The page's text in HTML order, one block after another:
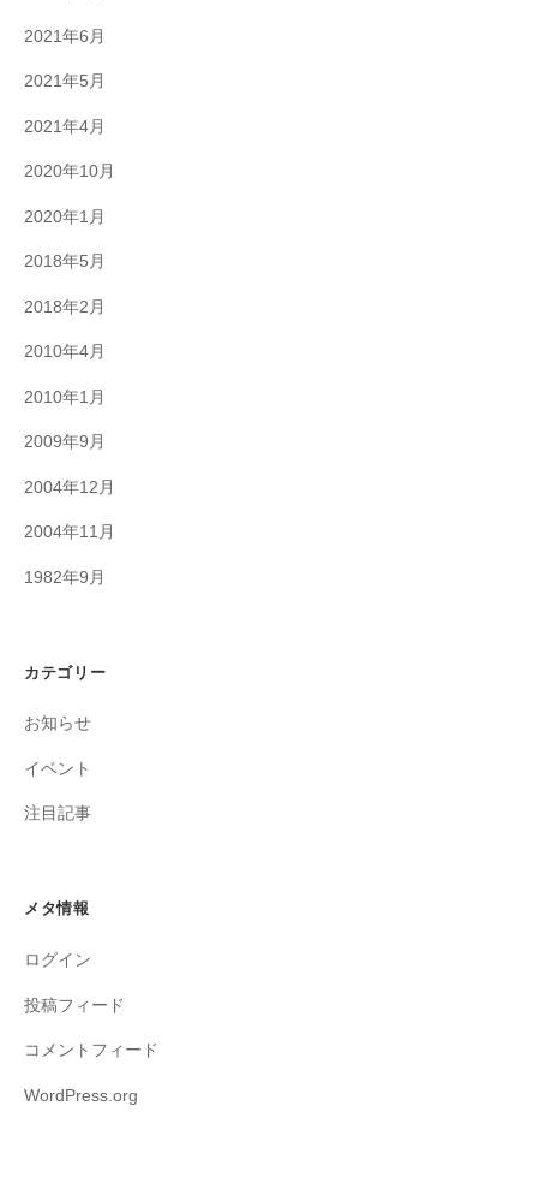
2021年6月
2021年5月
2021年4月
2020年10月
2020年1月
2018年5月
2018年2月
2010年4月
2010年1月
2009年9月
2004年12月
2004年11月
1982年9月
カテゴリー
お知らせ
イベント
注目記事
メタ情報
ログイン
投稿フィード
コメントフィード
WordPress.org